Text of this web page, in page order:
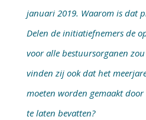
januari 2019. Waarom is dat
Delen de initiatiefnemers de
voor alle bestuursorganen
vinden zij ook dat het
moeten worden gemaakt
te laten bevatten?